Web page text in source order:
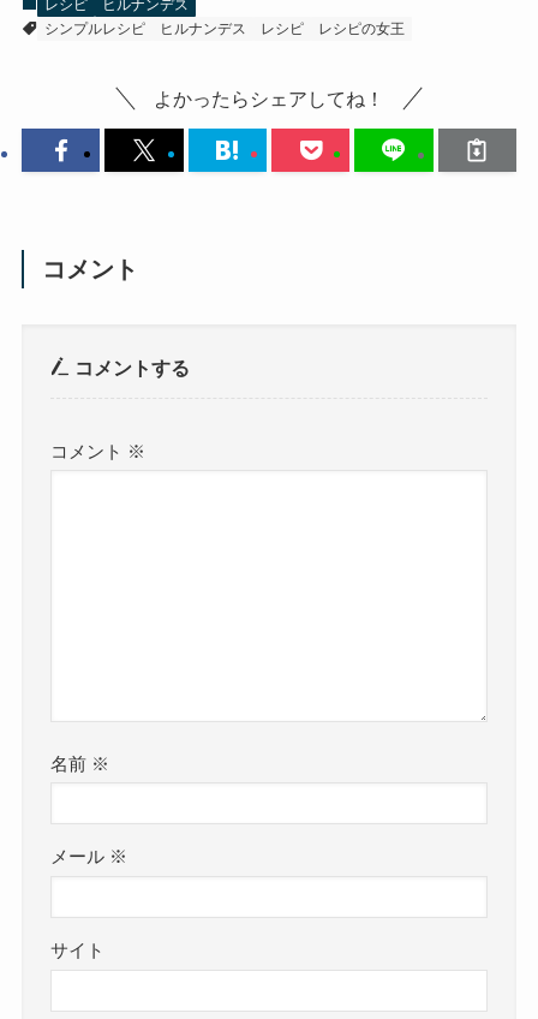
レシピ
ヒルナンデス
シンプルレシピ
ヒルナンデス レシピ レシピの女王
よかったらシェアしてね！
コメント
コメントする
コメント ※
名前 ※
メール ※
サイト